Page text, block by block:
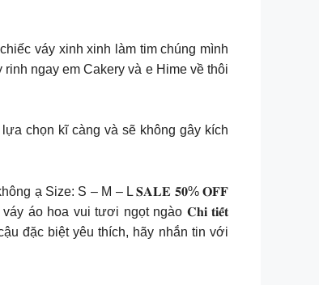
váy xinh xinh làm tim chúng mình
ngay em Cakery và e Hime về thôi
chọn kĩ càng và sẽ không gây kích
ạ Size: S – M – L 𝐒𝐀𝐋𝐄 𝟓𝟎% 𝐎𝐅𝐅
áo hoa vui tươi ngọt ngào 𝐂𝐡𝐢 𝐭𝐢𝐞̂́𝐭
đặc biệt yêu thích, hãy nhắn tin với